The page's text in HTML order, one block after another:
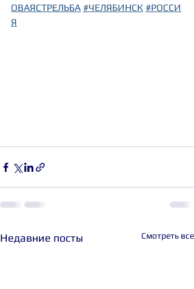
ОВАЯСТРЕЛЬБА #ЧЕЛЯБИНСК #РОССИ
Я
Недавние посты Смотреть все